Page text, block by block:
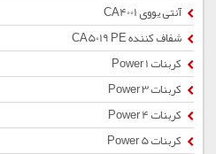
آنتی یووی CA4001
شفاف کننده CA5019 PE
کربنات Power 1
کربنات Power 3
کربنات Power 4
کربنات Power 5